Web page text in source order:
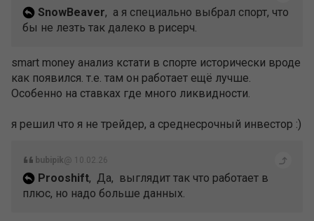
SnowBeaver, а я специально выбрал спорт, что
бы не лезть так далеко в рисерч.
smart money анализ кстати в спорте исторически вроде
как появился. т.е. там он работает ещё лучше.
Особенно на ставках где много ликвидности.
я решил что я не трейдер, а среднесрочный инвестор :)
bubipik@ 10.02.26
Prooshift, Да, выглядит так что работает в
плюс, но надо больше данных.